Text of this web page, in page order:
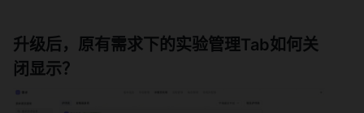
升级后，原有需求下的实验管理Tab如何关
闭显示？